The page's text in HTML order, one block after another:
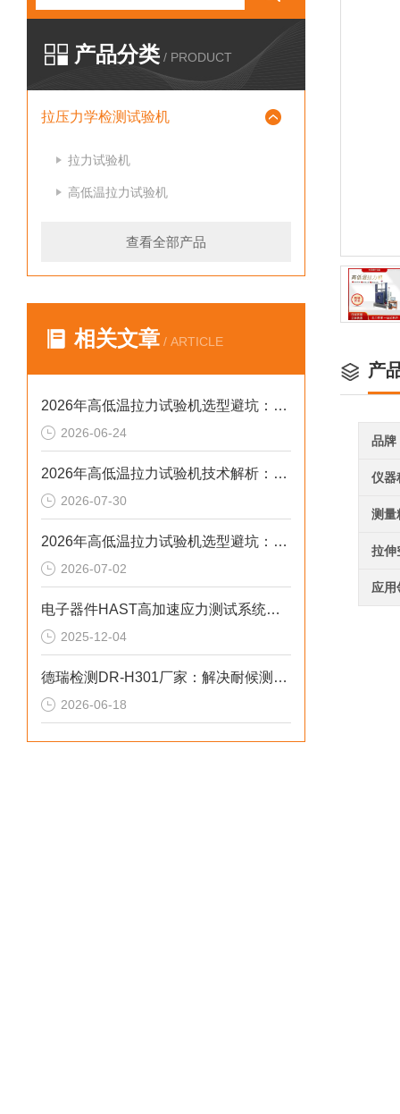
产品分类 / PRODUCT
拉压力学检测试验机
拉力试验机
高低温拉力试验机
查看全部产品
相关文章 / ARTICLE
2026年高低温拉力试验机选型避坑：别让步进低配拖累检测精度与研发数据
2026-06-24
2026年高低温拉力试验机技术解析：温变环境力学检测选型参考
2026-07-30
2026年高低温拉力试验机选型避坑：别让步进低配毁了检测数据
2026-07-02
电子器件HAST高加速应力测试系统解决方案
2025-12-04
德瑞检测DR-H301厂家：解决耐候测试失真的2026选型标准
2026-06-18
产
品牌
仪器
测量
拉伸
应用